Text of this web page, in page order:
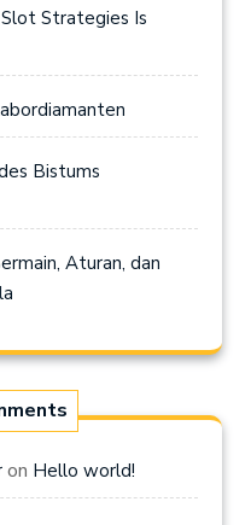
Strategies Is
Bistums
Aturan, dan
on Hello world!